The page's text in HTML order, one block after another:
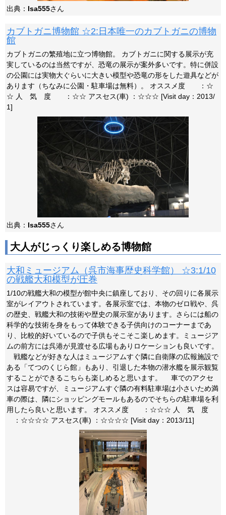
出典： Isa555さん
カブトガニ博物館 ☆2:日本唯一のカブトガニの博物
館
カブトガニの繁殖地に立つ博物館。 カブトガニに関する展示が充
実しているのは当然ですが、恐竜の展示が案外多いです。特に併設
の公園には実物大ぐらいに大きい模型や恐竜の形をした遊具などが
あります（ちなみに公園・駐車場は無料）。 オススメ度 ：☆
☆ 人 気 度 ：☆☆ アスセス(車) ：☆☆☆ [Visit day：2013/
1]
出典： Isa555さん
大人がじっくり楽しめる博物館
大和ミュージアム（呉市海事歴史科学館） ☆3:1/10
の戦艦大和模型が圧巻
1/10の戦艦大和の模型が館中央に鎮座しており、その回りに各展示
室がレイアウトされています。各展示室では、本物のゼロ戦や、呉
の歴史、戦艦大和の技術や歴史の展示室があります。さらには船の
科学的な技術を身をもって体験できる子供向けのコーナーまであ
り、比較的好いているので子供もそこそこ楽しめます。ミュージア
ムの前方には呉港が見渡せる広場もありロケーションも良いです。
戦艦などが好きな人はミュージアムすぐ隣に自衛隊の広報施設で
ある「てつのくじら館」もあり、引退した本物の潜水艦を展示観覧
することができるこちらも楽しめると思います。 車でのアクセ
スは容易ですが、ミュージアムすぐ隣の有料駐車場は小さいため満
車の際は、隣にショッピングモールもあるのでそちらの駐車場を利
用したら良いと思います。 オススメ度 ：☆☆☆ 人 気 度
：☆☆☆☆ アスセス(車) ：☆☆☆☆ [Visit day：2013/11]